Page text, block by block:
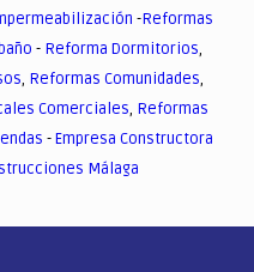
-Reformas
- Reforma Dormitorios,
, Reformas Comunidades,
Comerciales, Reformas
-Empresa Constructora
Málaga